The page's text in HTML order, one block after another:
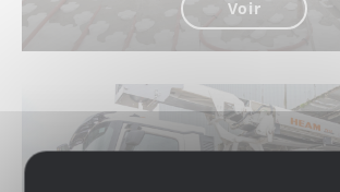
Voir